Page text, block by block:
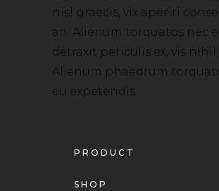
nisl graecis, vix aperiri
an. Alienum torquatos nec
detraxit periculis ex, vis
Alienum phaedrum
eu expetendis.
PRODUCT
SHOP